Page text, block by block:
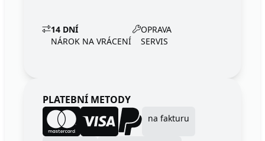
14 DNÍ
NÁROK NA VRÁCENÍ
OPRAVA
SERVIS
PLATEBNÍ METODY
na fakturu